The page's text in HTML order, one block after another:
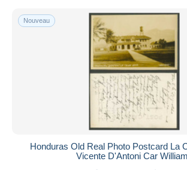
Nouveau
Honduras Old Real Photo Postcard La
Vicente D'Antoni Car